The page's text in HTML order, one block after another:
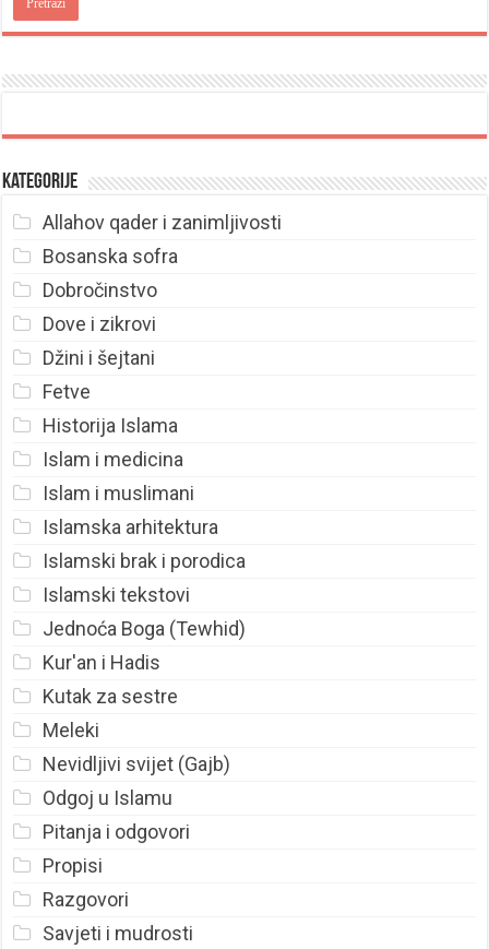
Kategorije
Allahov qader i zanimljivosti
Bosanska sofra
Dobročinstvo
Dove i zikrovi
Džini i šejtani
Fetve
Historija Islama
Islam i medicina
Islam i muslimani
Islamska arhitektura
Islamski brak i porodica
Islamski tekstovi
Jednoća Boga (Tewhid)
Kur'an i Hadis
Kutak za sestre
Meleki
Nevidljivi svijet (Gajb)
Odgoj u Islamu
Pitanja i odgovori
Propisi
Razgovori
Savjeti i mudrosti